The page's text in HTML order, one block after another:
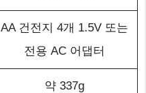
AA 건전지 4개 1.5V 또는
전용 AC 어댑터
약 337g